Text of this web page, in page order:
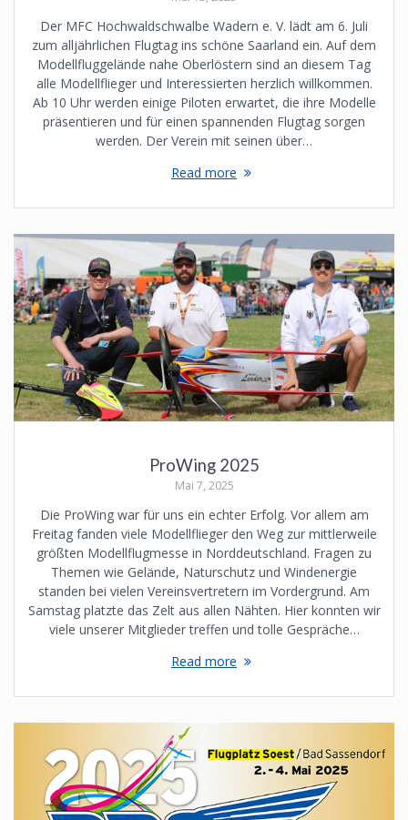
Der MFC Hochwaldschwalbe Wadern e. V. lädt am 6. Juli
zum alljährlichen Flugtag ins schöne Saarland ein. Auf dem
Modellfluggelände nahe Oberlöstern sind an diesem Tag
alle Modellflieger und Interessierten herzlich willkommen.
Ab 10 Uhr werden einige Piloten erwartet, die ihre Modelle
präsentieren und für einen spannenden Flugtag sorgen
werden. Der Verein mit seinen über…
Read more
ProWing 2025
Mai 7, 2025
Die ProWing war für uns ein echter Erfolg. Vor allem am
Freitag fanden viele Modellflieger den Weg zur mittlerweile
größten Modellflugmesse in Norddeutschland. Fragen zu
Themen wie Gelände, Naturschutz und Windenergie
standen bei vielen Vereinsvertretern im Vordergrund. Am
Samstag platzte das Zelt aus allen Nähten. Hier konnten wir
viele unserer Mitglieder treffen und tolle Gespräche…
Read more